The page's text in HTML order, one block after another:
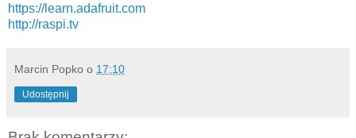
https://learn.adafruit.com
http://raspi.tv
Marcin Popko o 17:10
Udostępnij